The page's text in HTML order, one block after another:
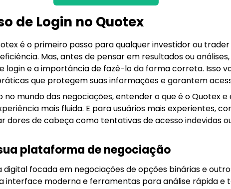
de Login no Quotex
é o primeiro passo para qualquer investidor ou
Mas, antes de pensar em resultados ou
login e a importância de fazê-lo da forma correta. Isso
que protegem suas informações e garantem
mundo das negociações, entender o que é o Quotex
mais fluida. E para usuários mais experientes,
dores de cabeça como tentativas de acesso indevidas
plataforma de negociação
focada em negociações de opções binárias e
interface moderna e ferramentas para análise rápida e